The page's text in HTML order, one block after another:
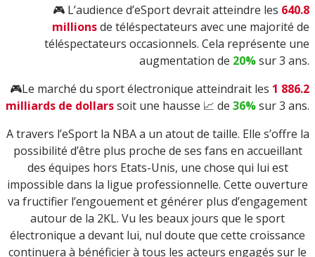
🎮 L’audience d’eSport devrait atteindre les 640.8
millionsde téléspectateurs avec une majorité de
téléspectateurs occasionnels. Cela représente une
augmentation de 20%sur 3 ans.
🎮Le marché du sport électronique atteindrait les 1 886.2
milliards de dollarssoit une hausse 📈 de 36%sur 3 ans.
A travers l’eSport la NBA a un atout de taille. Elle s’offre la
possibilité d’être plus proche de ses fans en accueillant
des équipes hors Etats-Unis, une chose qui lui est
impossible dans la ligue professionnelle. Cette ouverture
va fructifier l’engouement et générer plus d’engagement
autour de la 2KL. Vu les beaux jours que le sport
électronique a devant lui, nul doute que cette croissance
continuera à bénéficier à tous les acteurs engagés sur le